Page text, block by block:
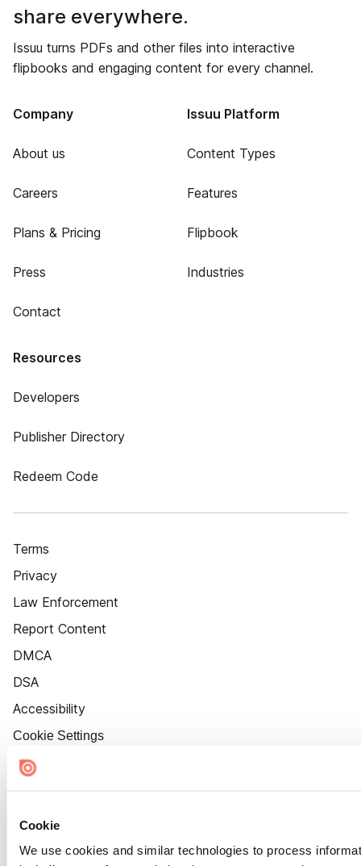
Cookie
We use cookies and similar technologies to process
share everywhere.
Issuu turns PDFs and other files into interactive
flipbooks and engaging content for every channel.
Company
About us
Careers
Plans & Pricing
Press
Contact
Issuu Platform
Content Types
Features
Flipbook
Industries
Resources
Developers
Publisher Directory
Redeem Code
Terms
Privacy
Law Enforcement
Report Content
DMCA
DSA
Accessibility
Cookie Settings